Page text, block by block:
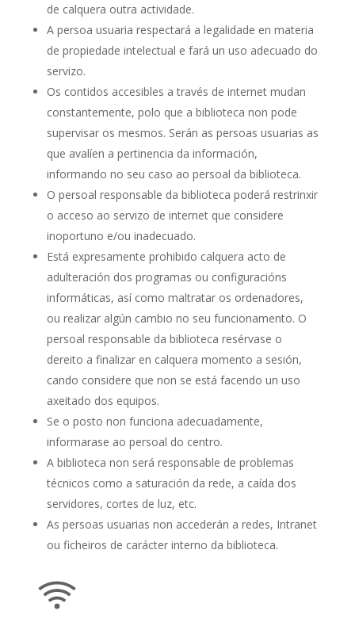
de calquera outra actividade.
A persoa usuaria respectará a legalidade en materia
de propiedade intelectual e fará un uso adecuado do
servizo.
Os contidos accesibles a través de internet mudan
constantemente, polo que a biblioteca non pode
supervisar os mesmos. Serán as persoas usuarias as
que avalíen a pertinencia da información,
informando no seu caso ao persoal da biblioteca.
O persoal responsable da biblioteca poderá restrinxir
o acceso ao servizo de internet que considere
inoportuno e/ou inadecuado.
Está expresamente prohibido calquera acto de
adulteración dos programas ou configuracións
informáticas, así como maltratar os ordenadores,
ou realizar algún cambio no seu funcionamento. O
persoal responsable da biblioteca resérvase o
dereito a finalizar en calquera momento a sesión,
cando considere que non se está facendo un uso
axeitado dos equipos.
Se o posto non funciona adecuadamente,
informarase ao persoal do centro.
A biblioteca non será responsable de problemas
técnicos como a saturación da rede, a caída dos
servidores, cortes de luz, etc.
As persoas usuarias non accederán a redes, Intranet
ou ficheiros de carácter interno da biblioteca.